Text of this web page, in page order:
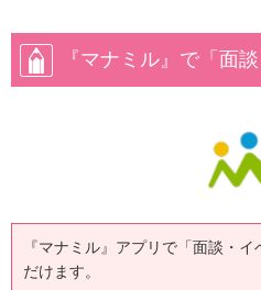
『マナミル』で「面
『マナミル』アプリで「面談・
だけます。